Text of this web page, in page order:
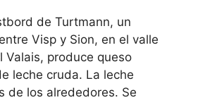
de Turtmann, un
Visp y Sion, en el valle
Valais, produce queso
leche cruda. La leche
de los alrededores. Se